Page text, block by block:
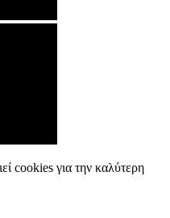
cookies για την καλύτερη